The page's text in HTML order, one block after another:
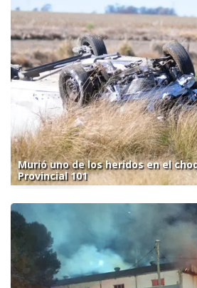
Murió uno de los heridos en el
Provincial 101